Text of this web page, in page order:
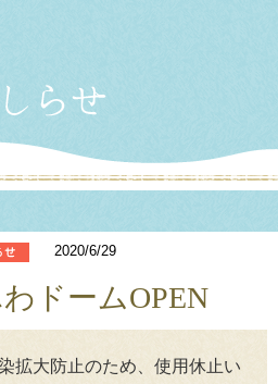
2020/6/29
ドームOPEN
拡大防止のため、使用休止い